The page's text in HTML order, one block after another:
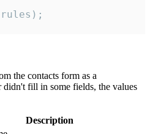
the contacts form as a
fill in some fields, the values
Description